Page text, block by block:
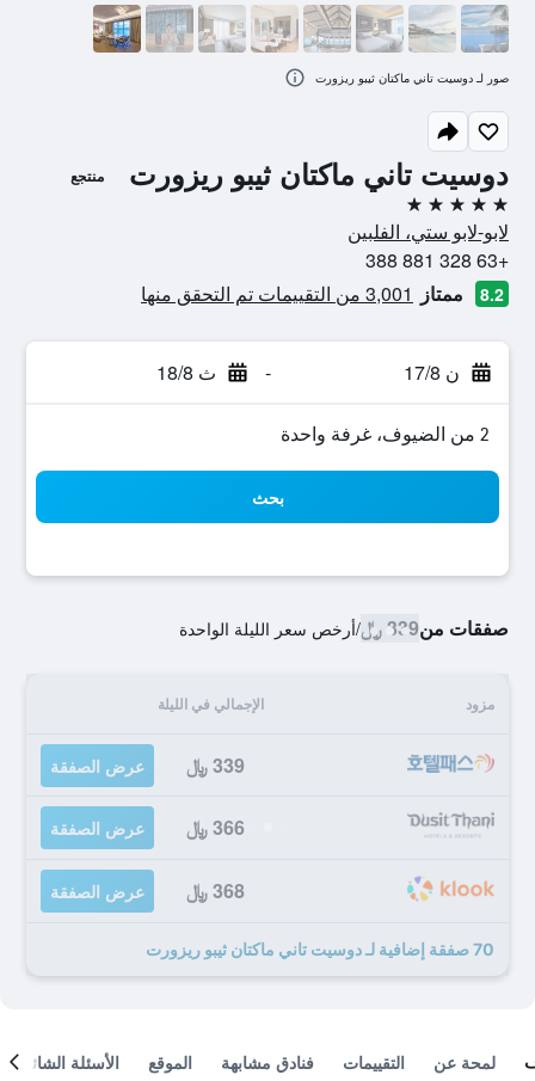
دوسيت تاني ماكتان ثيبو ريزورت منتجع
5 نجوم
لابو-لابو ستي، الفلبين
+63 328 881 388
8.2 ممتاز 3,001 من التقييمات تم التحقق منها
ن 17/8 - ث 18/8
2 من الضيوف، غرفة واحدة
بحث
صفقات من339 ﷼ /أرخص سعر الليلة الواحدة
مزود الإجمالي في الليلة
339 ﷼ عرض الصفقة
366 ﷼ عرض الصفقة
368 ﷼ عرض الصفقة
70 صفقة إضافية لـ دوسيت تاني ماكتان ثيبو ريزورت
صور لـ دوسيت تاني ماكتان ثيبو ريزورت
لمحة عن التقييمات فنادق مشابهة الموقع الأسئلة الشائعة